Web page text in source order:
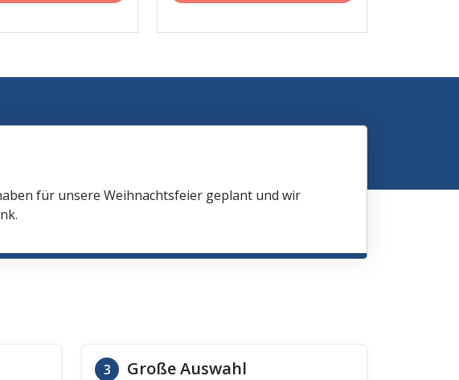
für unsere Weihnachtsfeier geplant und wir
3 Große Auswahl